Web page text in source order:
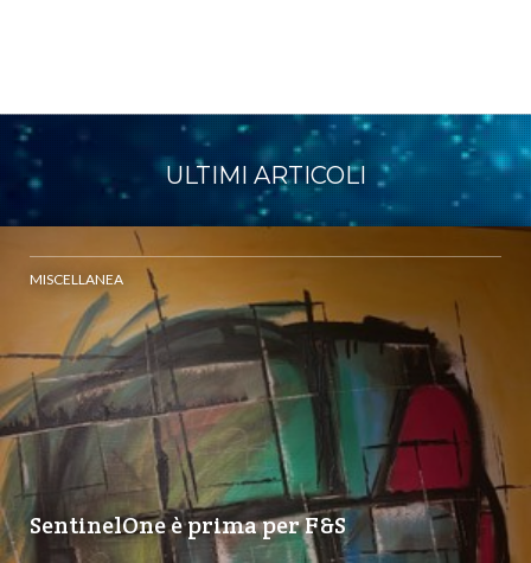
ULTIMI ARTICOLI
MISCELLANEA
SentinelOne è prima per F&S